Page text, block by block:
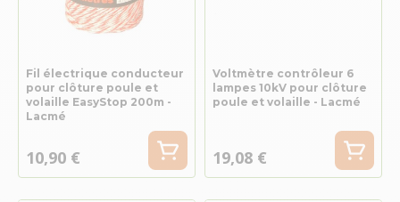
Fil électrique conducteur
pour clôture poule et
volaille EasyStop 200m -
Lacmé
10,90 €
Voltmètre contrôleur 6
lampes 10kV pour clôture
poule et volaille - Lacmé
19,08 €